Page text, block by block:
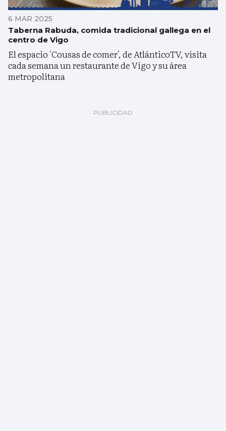
6 MAR 2025
Taberna Rabuda, comida tradicional gallega en el
centro de Vigo
El espacio 'Cousas de comer', de AtlánticoTV, visita
cada semana un restaurante de Vigo y su área
metropolitana